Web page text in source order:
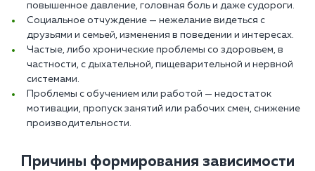
повышенное давление, головная боль и даже судороги.
Социальное отчуждение — нежелание видеться с
друзьями и семьей, изменения в поведении и интересах.
Частые, либо хронические проблемы со здоровьем, в
частности, с дыхательной, пищеварительной и нервной
системами.
Проблемы с обучением или работой — недостаток
мотивации, пропуск занятий или рабочих смен, снижение
производительности.
Причины формирования зависимости